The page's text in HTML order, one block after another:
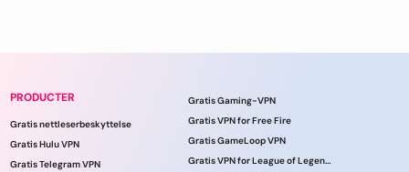
PRODUCTER
Gratis nettleserbeskyttelse
Gratis Hulu VPN
Gratis Telegram VPN
Gratis Gaming-VPN
Gratis VPN for Free Fire
Gratis GameLoop VPN
Gratis VPN for League of Legends